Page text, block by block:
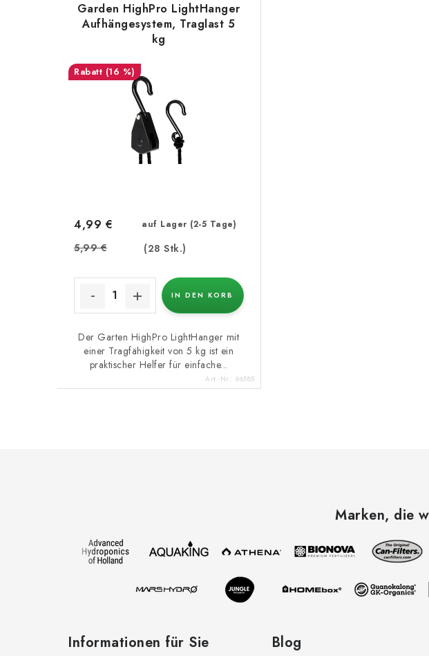
Garden HighPro LightHanger
Aufhängesystem, Traglast 5
kg
(16 %)
auf Lager (2-5 Tage)
(28 Stk.)
4,99 €
5,99 €
IN DEN KORB
Der Garten HighPro LightHanger mit
einer Tragfähigkeit von 5 kg ist ein
praktischer Helfer für einfache...
Art.-Nr.: 66585
Marken, die
Informationen für Sie Blog